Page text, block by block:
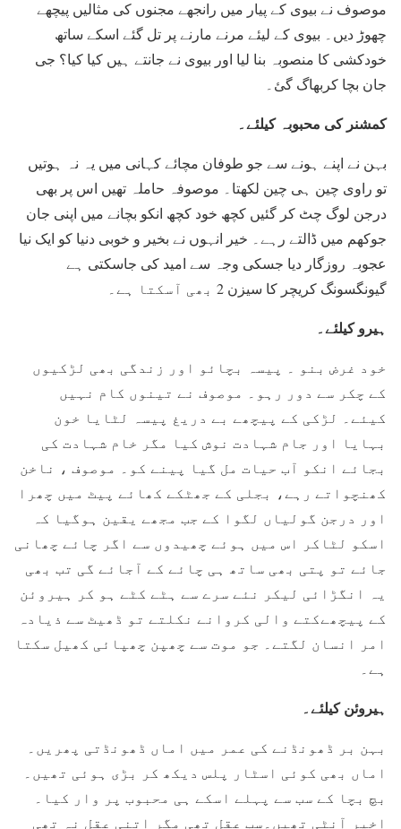
موصوف نے بیوی کے پیار میں رانجھے مجنوں کی مثالیں پیچھے
چھوڑ دیں۔ بیوی کے لیئے مرنے مارنے پر تل گئے اسکے ساتھ
خودکشی کا منصوبہ بنا لیا اور بیوی نے جانتے ہیں کیا کیا؟ جی
جان بچا کربھاگ گئ۔
کمشنر کی محبوبہ کیلئے۔
بہن نے اپنے ہونے سے جو طوفان مچائے کہانی میں یہ نہ ہوتیں
تو راوی چین ہی چین لکھتا۔ موصوفہ حاملہ تھیں اس پر بھی
درجن لوگ چٹ کر گئیں کچھ خود کچھ انکو بچانے میں اپنی جان
جوکھم میں ڈالتے رہے۔ خیر انہوں نے بخیر و خوبی دنیا کو ایک نیا
عجوبہ روزگار دیا جسکی وجہ سے امید کی جاسکتی ہے
گیونگسونگ کریچر کا سیزن 2 بھی آسکتا ہے۔
ہیرو کیلئے۔
خود غرض بنو ۔ پیسہ بچائو اور زندگی بھی لڑکیوں
کے چکر سے دور رہو۔ موصوف نے تینوں کام نہیں
کیئے۔ لڑکی کے پیچھے بے دریغ پیسہ لٹایا خون
بہایا اور جام شہادت نوش کیا مگر خام شہادت کی
بجائے انکو آب حیات مل گیا پینے کو۔ موصوف ، ناخن
کھنچواتے رہے، بجلی کے جھٹکے کھائے پیٹ میں چھرا
اور درجن گولیاں لگوا کے جب مجھے یقین ہوگیا کہ
اسکو لٹاکر اس میں ہوئے چھیدوں سے اگر چائے چھانی
جائے تو پتی بھی ساتھ ہی چائے کے آجائے گی تب بھی
یہ انگڑائی لیکر نئے سرے سے ہٹے کٹے ہو کر ہیروئن
کے پیچھےکتے والی کروانے نکلتے تو ڈھیٹ سے ذیادہ
امر انسان لگتے۔ جو موت سے چھپن چھپائی کھیل سکتا
ہے۔
ہیروئن کیلئے۔
بہن بر ڈھونڈنے کی عمر میں اماں ڈھونڈتی پھریں۔
اماں بھی کوئی اسٹار پلس دیکھ کر بڑی ہوئی تھیں۔
بچ بچا کے سب سے پہلے اسکے ہی محبوب پر وار کیا۔
اخیر آنٹی تھیں۔سب عقل تھی مگر اتنی عقل نہ تھی